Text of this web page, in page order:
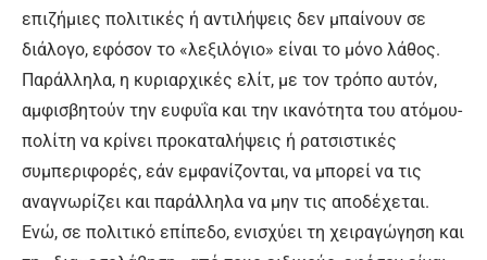
επιζήμιες πολιτικές ή αντιλήψεις δεν μπαίνουν σε
διάλογο, εφόσον το «λεξιλόγιο» είναι το μόνο λάθος.
Παράλληλα, η κυριαρχικές ελίτ, με τον τρόπο αυτόν,
αμφισβητούν την ευφυΐα και την ικανότητα του ατόμου-
πολίτη να κρίνει προκαταλήψεις ή ρατσιστικές
συμπεριφορές, εάν εμφανίζονται, να μπορεί να τις
αναγνωρίζει και παράλληλα να μην τις αποδέχεται.
Ενώ, σε πολιτικό επίπεδο, ενισχύει τη χειραγώγηση και